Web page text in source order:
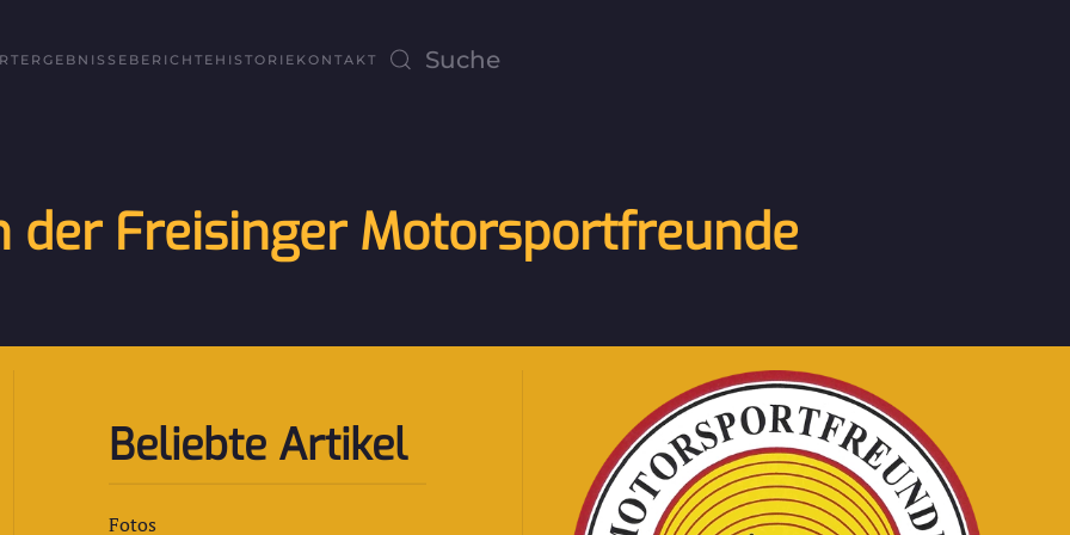
ERGEBNISSE BERICHTE HISTORIE KONTAKT
der Freisinger Motorsportfreunde
Beliebte Artikel
Fotos